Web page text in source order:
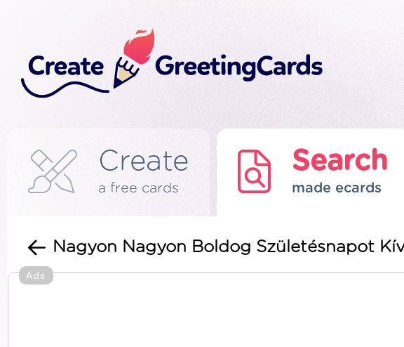
Create
a free cards
Search
made ecards
Nagyon Nagyon Boldog Születésnapot
Ads